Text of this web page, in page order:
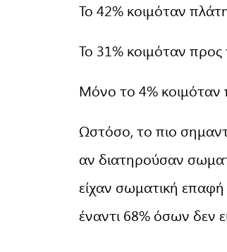
Το 42% κοιμόταν
Το 31% κοιμόταν προς
Μόνο το 4%
Ωστόσο, το πιο
αν διατηρούσαν
είχαν σωματική
έναντι 68% όσων δεν